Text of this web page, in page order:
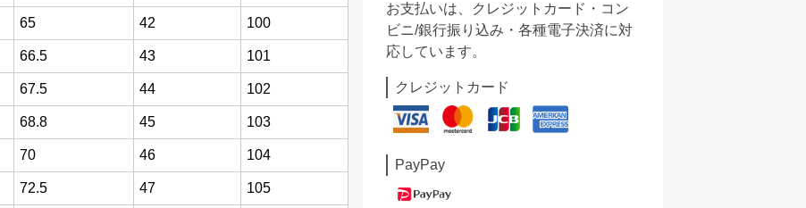
65 42 100
66.5 43 101
67.5 44 102
68.8 45 103
70 46 104
72.5 47 105
お支払いは、クレジットカード・コン
ビニ/銀行振り込み・各種電子決済に対
応しています。
クレジットカード
PayPay